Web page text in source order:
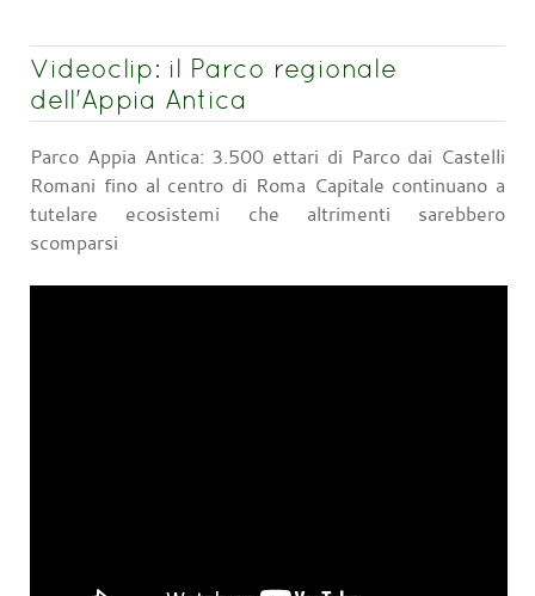
Videoclip: il Parco regionale
dell'Appia Antica
Parco Appia Antica: 3.500 ettari di Parco dai Castelli
Romani fino al centro di Roma Capitale continuano a
tutelare ecosistemi che altrimenti sarebbero
scomparsi